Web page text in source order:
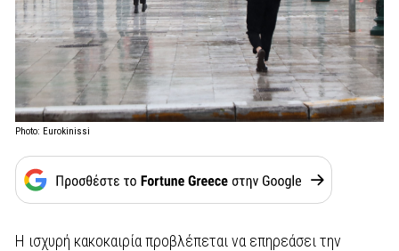
Photo: Eurokinissi
Η ισχυρή κακοκαιρία προβλέπεται να επηρεάσει την